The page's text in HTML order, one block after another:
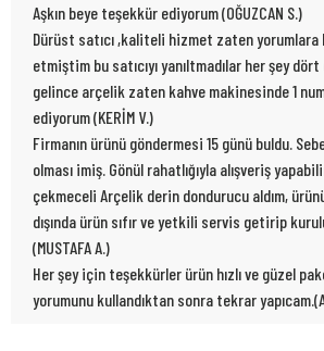
Aşkın beye teşekkür ediyorum (OĞUZCAN S.)
Dürüst satıcı ,kaliteli hizmet zaten
etmiştim bu satıcıyı yanıltmadılar her şey
gelince arçelik zaten kahve makinesinde 1
ediyorum (KERİM V.)
Firmanın ürünü göndermesi 15 günü buldu.
olması imiş. Gönül rahatlığıyla alışveriş
çekmeceli Arçelik derin dondurucu aldım,
dışında ürün sıfır ve yetkili servis getirip
(MUSTAFA A.)
Her şey için teşekkürler ürün hızlı ve güzel
yorumunu kullandıktan sonra tekrar